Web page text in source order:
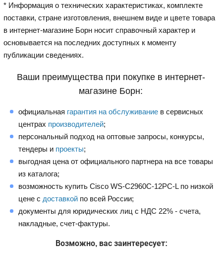
* Информация о технических характеристиках, комплекте
поставки, стране изготовления, внешнем виде и цвете товара
в интернет-магазине Борн носит справочный характер и
основывается на последних доступных к моменту
публикации сведениях.
Ваши преимущества при покупке в интернет-
магазине Борн:
официальная гарантия на обслуживание в сервисных
центрах производителей;
персональный подход на оптовые запросы, конкурсы,
тендеры и проекты;
выгодная цена от официального партнера на все товары
из каталога;
возможность купить Cisco WS-C2960C-12PC-L по низкой
цене с доставкой по всей России;
документы для юридических лиц с НДС 22% - счета,
накладные, счет-фактуры.
Возможно, вас заинтересует: